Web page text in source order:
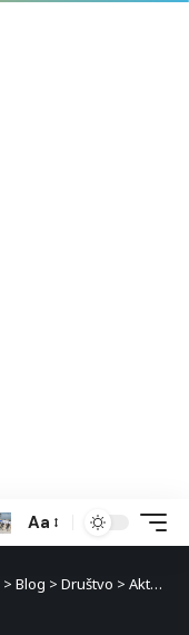
Aa
> Blog > Društvo > Aktuelnosti